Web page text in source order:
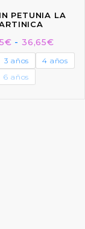
PETUNIA LA
€ - 36,65€
3 años
4 años
6 años